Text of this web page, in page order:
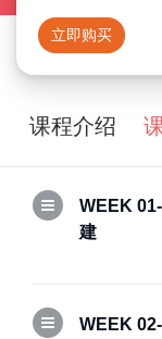
立即购买
课程介绍
WEEK
建
WEEK